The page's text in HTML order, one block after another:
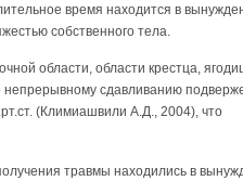
время находится в
собственного тела.
области, области крестца,
непрерывному сдавливанию
(Климиашвили А.Д., 2004), что
травмы находились в